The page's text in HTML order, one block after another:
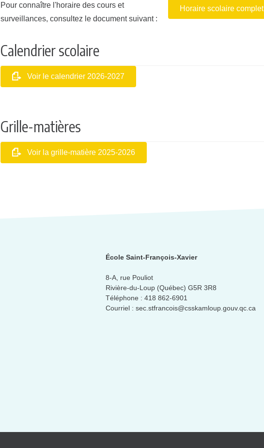
Pour connaître l'horaire des cours et
surveillances, consultez le document suivant :
Horaire scolaire complet
Calendrier scolaire
Voir le calendrier 2026-2027
Grille-matières
Voir la grille-matière 2025-2026
École Saint-François-Xavier
8-A, rue Pouliot
Rivière-du-Loup (Québec) G5R 3R8
Téléphone : 418 862-6901
Courriel : sec.stfrancois@csskamloup.gouv.qc.ca